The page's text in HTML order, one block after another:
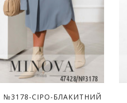
№3178-СІРО-БЛАКИТНИЙ